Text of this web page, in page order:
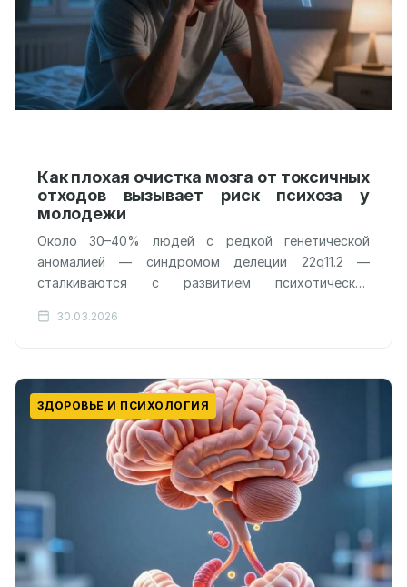
Как плохая очистка мозга от токсичных
отходов вызывает риск психоза у
молодежи
Около 30–40% людей с редкой генетической
аномалией — синдромом делеции 22q11.2 —
сталкиваются с развитием психотических
десятки раз…
30.03.2026
ЗДОРОВЬЕ И ПСИХОЛОГИЯ